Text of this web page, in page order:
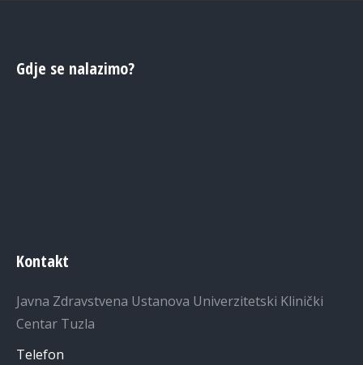
Gdje se nalazimo?
Kontakt
Javna Zdravstvena Ustanova Univerzitetski Klinički
Centar Tuzla
Telefon